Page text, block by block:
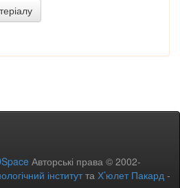
Авторські права © 2002-
інститутта Х’юлет Пакард -